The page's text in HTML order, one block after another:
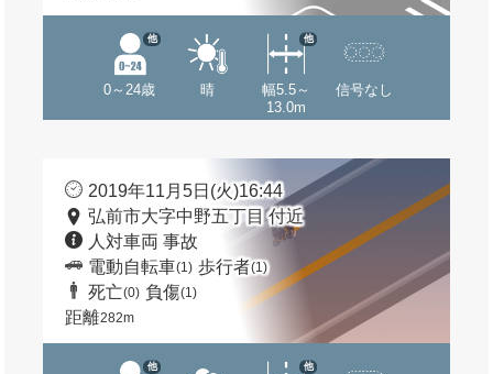
0～24歳
他
晴
幅5.5～
13.0m
他
信号なし
2019年11月5日(火)16:44
弘前市大字中野五丁目 付近
人対車両 事故
電動自転車(1) 歩行者(1)
死亡(0) 負傷(1)
距離282m
他 他